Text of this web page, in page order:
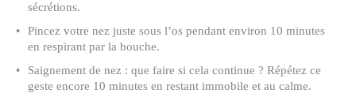
sécrétions.
Pincez votre nez juste sous l’os pendant environ 10 minutes
en respirant par la bouche.
Saignement de nez : que faire si cela continue ? Répétez ce
geste encore 10 minutes en restant immobile et au calme.